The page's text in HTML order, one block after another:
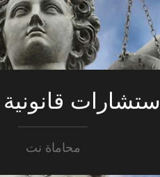
استشارات
محاماة نت